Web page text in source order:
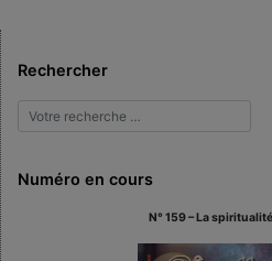
Rechercher
Numéro en cours
N° 159 – La